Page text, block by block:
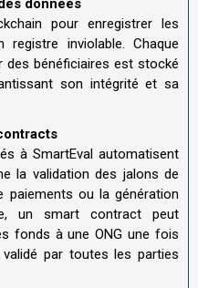
données
pour enregistrer les
inviolable. Chaque
des bénéficiaires est stocké
son intégrité et sa
à SmartEval automatisent
la validation des jalons de
paiements ou la génération
un smart contract peut
fonds à une ONG une fois
validé par toutes les parties